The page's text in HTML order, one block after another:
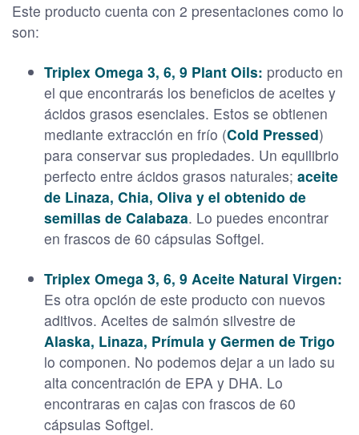
Este producto cuenta con 2 presentaciones como lo
son:
Triplex Omega 3, 6, 9 Plant Oils: producto en
el que encontrarás los beneficios de aceites y
ácidos grasos esenciales. Estos se obtienen
mediante extracción en frío (Cold Pressed)
para conservar sus propiedades. Un equilibrio
perfecto entre ácidos grasos naturales; aceite
de Linaza, Chia, Oliva y el obtenido de
semillas de Calabaza. Lo puedes encontrar
en frascos de 60 cápsulas Softgel.
Triplex Omega 3, 6, 9 Aceite Natural Virgen:
Es otra opción de este producto con nuevos
aditivos. Aceites de salmón silvestre de
Alaska, Linaza, Prímula y Germen de Trigo
lo componen. No podemos dejar a un lado su
alta concentración de EPA y DHA. Lo
encontraras en cajas con frascos de 60
cápsulas Softgel.